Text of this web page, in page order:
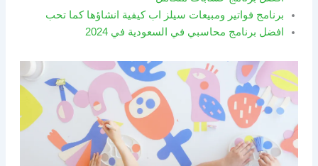
برنامج فواتير ومبيعات سيلز اب كيفية انشاؤها كما تحب
افضل برنامج محاسبي في السعودية في 2024